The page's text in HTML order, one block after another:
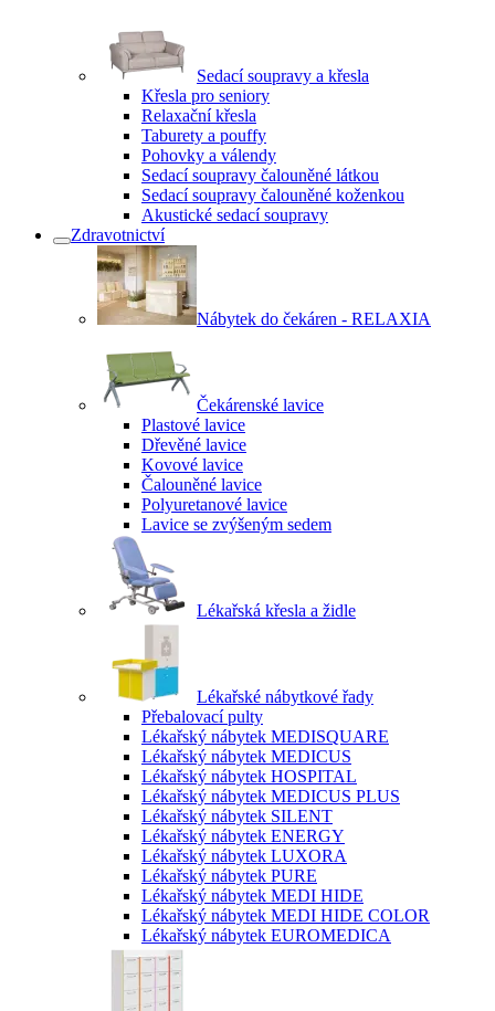
Sedací soupravy a křesla
Křesla pro seniory
Relaxační křesla
Taburety a pouffy
Pohovky a válendy
Sedací soupravy čalouněné látkou
Sedací soupravy čalouněné koženkou
Akustické sedací soupravy
Zdravotnictví
Nábytek do čekáren - RELAXIA
Čekárenské lavice
Plastové lavice
Dřevěné lavice
Kovové lavice
Čalouněné lavice
Polyuretanové lavice
Lavice se zvýšeným sedem
Lékařská křesla a židle
Lékařské nábytkové řady
Přebalovací pulty
Lékařský nábytek MEDISQUARE
Lékařský nábytek MEDICUS
Lékařský nábytek HOSPITAL
Lékařský nábytek MEDICUS PLUS
Lékařský nábytek SILENT
Lékařský nábytek ENERGY
Lékařský nábytek LUXORA
Lékařský nábytek PURE
Lékařský nábytek MEDI HIDE
Lékařský nábytek MEDI HIDE COLOR
Lékařský nábytek EUROMEDICA